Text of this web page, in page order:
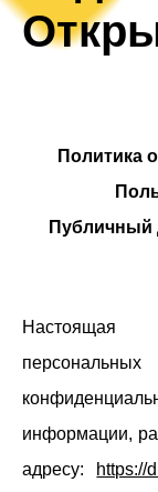
Политика
Публичный
Настоящая
информации,
адресу: https://